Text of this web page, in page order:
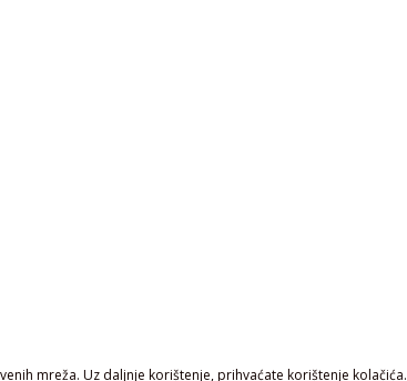
mreža. Uz daljnje korištenje, prihvaćate korištenje kolačića.